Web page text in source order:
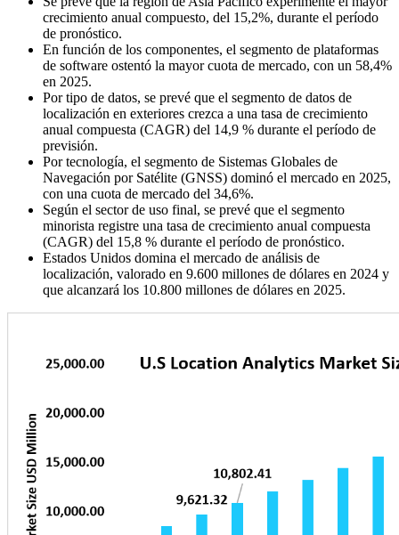
crecimiento anual compuesto, del 15,2%, durante el período
de pronóstico.
En función de los componentes, el segmento de plataformas
de software ostentó la mayor cuota de mercado, con un 58,4%
en 2025.
Por tipo de datos, se prevé que el segmento de datos de
localización en exteriores crezca a una tasa de crecimiento
anual compuesta (CAGR) del 14,9 % durante el período de
previsión.
Por tecnología, el segmento de Sistemas Globales de
Navegación por Satélite (GNSS) dominó el mercado en 2025,
con una cuota de mercado del 34,6%.
Según el sector de uso final, se prevé que el segmento
minorista registre una tasa de crecimiento anual compuesta
(CAGR) del 15,8 % durante el período de pronóstico.
Estados Unidos domina el mercado de análisis de
localización, valorado en 9.600 millones de dólares en 2024 y
que alcanzará los 10.800 millones de dólares en 2025.